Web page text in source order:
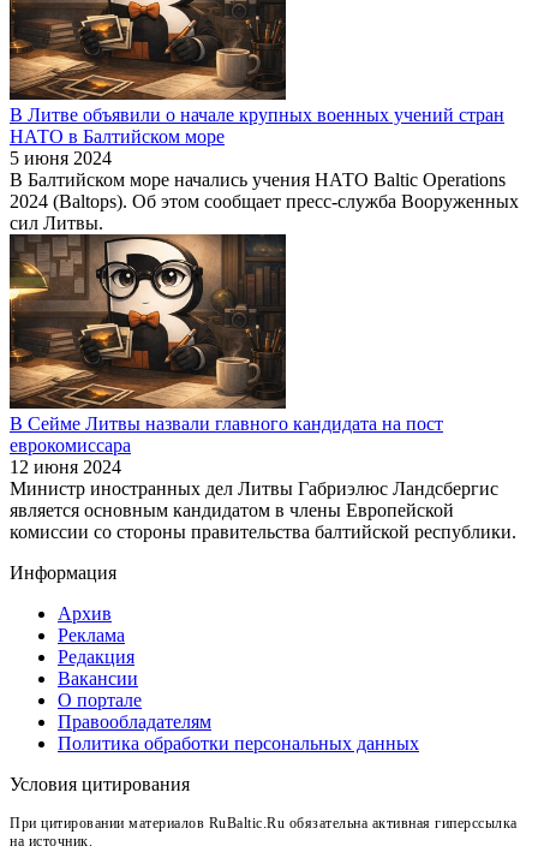
В Литве объявили о начале крупных военных учений стран
НАТО в Балтийском море
5 июня 2024
В Балтийском море начались учения НАТО Baltic Operations
2024 (Baltops). Об этом сообщает пресс-служба Вооруженных
сил Литвы.
В Сейме Литвы назвали главного кандидата на пост
еврокомиссара
12 июня 2024
Министр иностранных дел Литвы Габриэлюс Ландсбергис
является основным кандидатом в члены Европейской
комиссии со стороны правительства балтийской республики.
Информация
Архив
Реклама
Редакция
Вакансии
О портале
Правообладателям
Политика обработки персональных данных
Условия цитирования
При цитировании материалов RuBaltic.Ru обязательна активная гиперссылка
на источник.